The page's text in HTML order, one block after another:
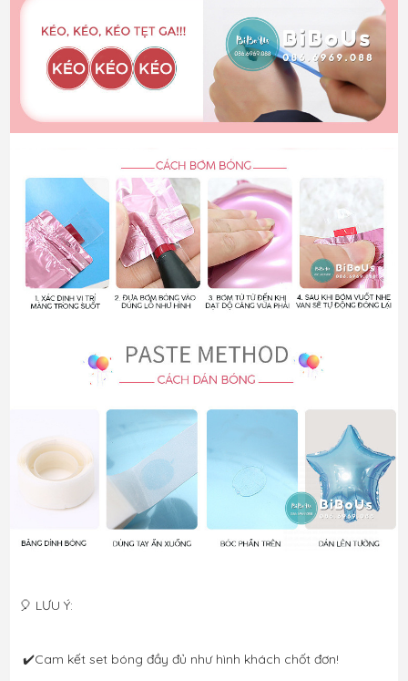
🎈 LƯU Ý:
✔️Cam kết set bóng đầy đủ như hình khách chốt đơn!